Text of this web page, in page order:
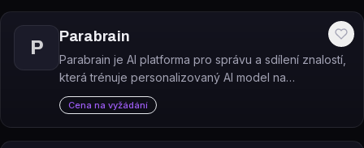
P
Parabrain
Parabrain je AI platforma pro správu a sdílení znalostí,
která trénuje personalizovaný AI model na
uživatelových vlastních dokumentech a materiálech.
Cena na vyžádání